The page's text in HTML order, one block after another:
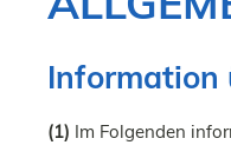
Information
(1) Im Folgenden